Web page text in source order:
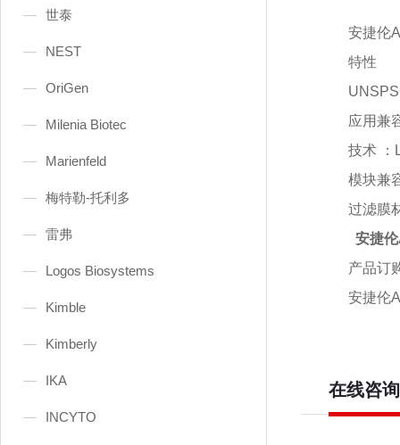
世泰
NEST
OriGen
Milenia Biotec
Marienfeld
梅特勒-托利多
雷弗
Logos Biosystems
Kimble
Kimberly
IKA
INCYTO
安捷伦
特性
应用兼
技术
：
模块兼
过滤膜
安捷
产品订
安捷伦
在线咨询